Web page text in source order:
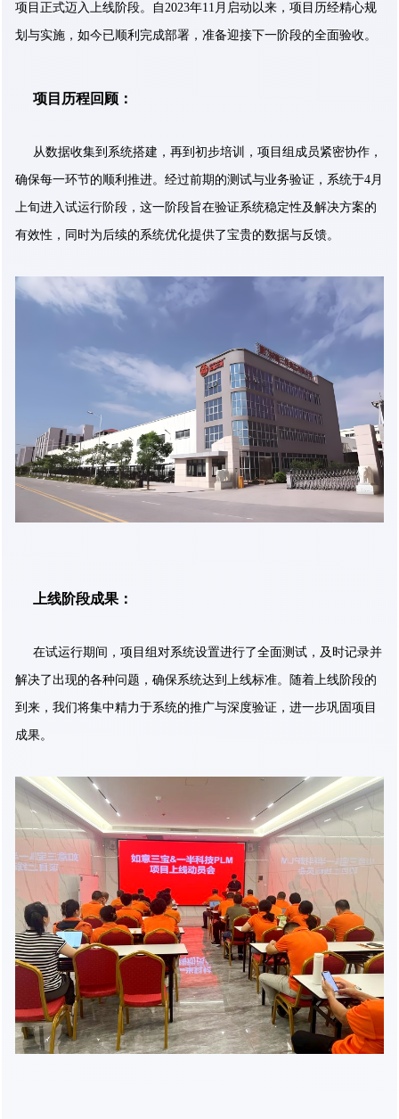
项目正式迈入上线阶段。自2023年11月启动以来，项目历经精心规
划与实施，如今已顺利完成部署，准备迎接下一阶段的全面验收。
项目历程回顾：
从数据收集到系统搭建，再到初步培训，项目组成员紧密协作，
确保每一环节的顺利推进。经过前期的测试与业务验证，系统于4月
上旬进入试运行阶段，这一阶段旨在验证系统稳定性及解决方案的
有效性，同时为后续的系统优化提供了宝贵的数据与反馈。
上线阶段成果：
在试运行期间，项目组对系统设置进行了全面测试，及时记录并
解决了出现的各种问题，确保系统达到上线标准。随着上线阶段的
到来，我们将集中精力于系统的推广与深度验证，进一步巩固项目
成果。